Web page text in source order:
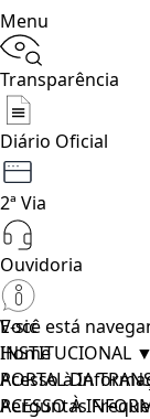
Menu
Transparência
Diário Oficial
2ª Via
Ouvidoria
E-sic
INSTITUCIONAL ▼
PORTAL DA
ACESSO À
Você está
Home
Acesso à
Perguntas